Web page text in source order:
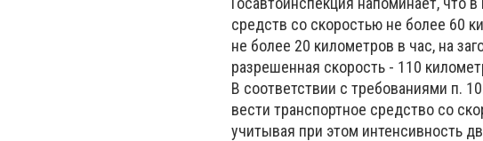
средств со скоростью не более 60
не более 20 километров в час, на
разрешенная скорость - 110
В соответствии с требованиями п.
вести транспортное средство со
учитывая при этом интенсивность